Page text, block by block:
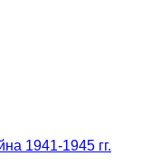
1941-1945 гг.